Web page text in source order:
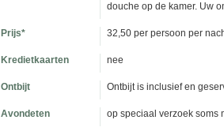
douche op de kamer. Uw
Prijs* 32,50 per persoon per
Kredietkaarten nee
Ontbijt Ontbijt is inclusief en
Avondeten op speciaal verzoek soms